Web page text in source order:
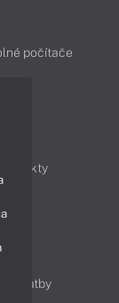
počítače
Produkty
a platby